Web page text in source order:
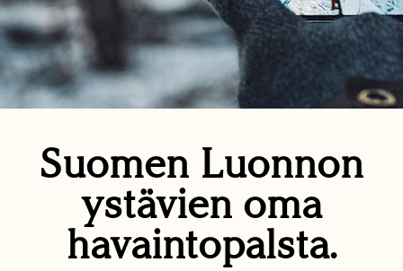
Suomen Luonnon
ystävien oma
havaintopalsta.